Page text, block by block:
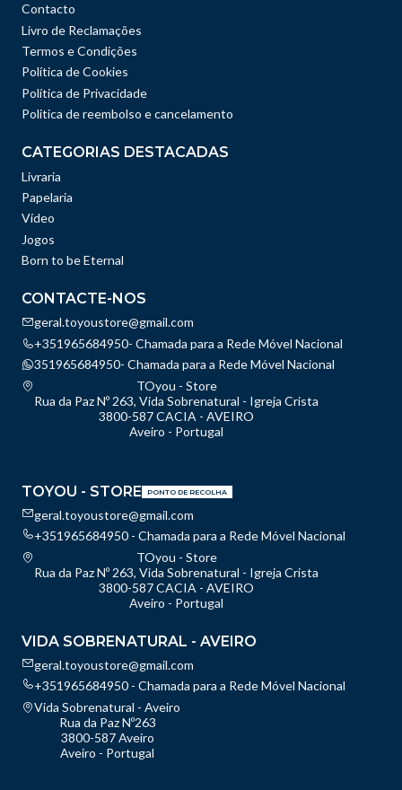
Contacto
Livro de Reclamações
Termos e Condições
Política de Cookies
Política de Privacidade
Politica de reembolso e cancelamento
CATEGORIAS DESTACADAS
Livraria
Papelaria
Vídeo
Jogos
Born to be Eternal
CONTACTE-NOS
geral.toyoustore@gmail.com
+351965684950- Chamada para a Rede Móvel Nacional
351965684950- Chamada para a Rede Móvel Nacional
TOyou - Store
Rua da Paz Nº 263, Vida Sobrenatural - Igreja Crista
3800-587 CACIA - AVEIRO
Aveiro - Portugal
TOYOU - STORE PONTO DE RECOLHA
geral.toyoustore@gmail.com
+351965684950 - Chamada para a Rede Móvel Nacional
TOyou - Store
Rua da Paz Nº 263, Vida Sobrenatural - Igreja Crista
3800-587 CACIA - AVEIRO
Aveiro - Portugal
VIDA SOBRENATURAL - AVEIRO
geral.toyoustore@gmail.com
+351965684950 - Chamada para a Rede Móvel Nacional
Vida Sobrenatural - Aveiro
Rua da Paz Nº263
3800-587 Aveiro
Aveiro - Portugal